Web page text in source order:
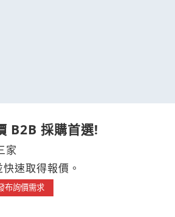
B2B 採購首選!
家
速取得報價。
布詢價需求